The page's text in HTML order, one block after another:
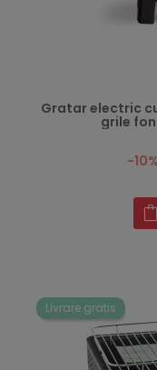
Gratar electric
grile
-
Livrare gratis